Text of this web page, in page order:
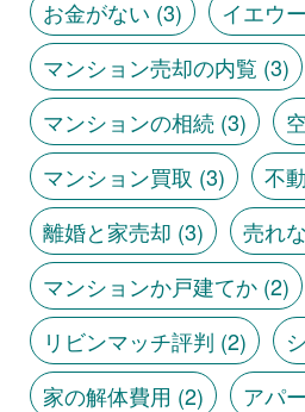
お金がない (3) イエウ
マンション売却の内覧 (3)
マンションの相続(3)
マンション買取 (3) 不
離婚と家売却 (3) 売れ
マンションか戸建てか(2)
リビンマッチ評判 (2)
家の解体費用 (2) アパ